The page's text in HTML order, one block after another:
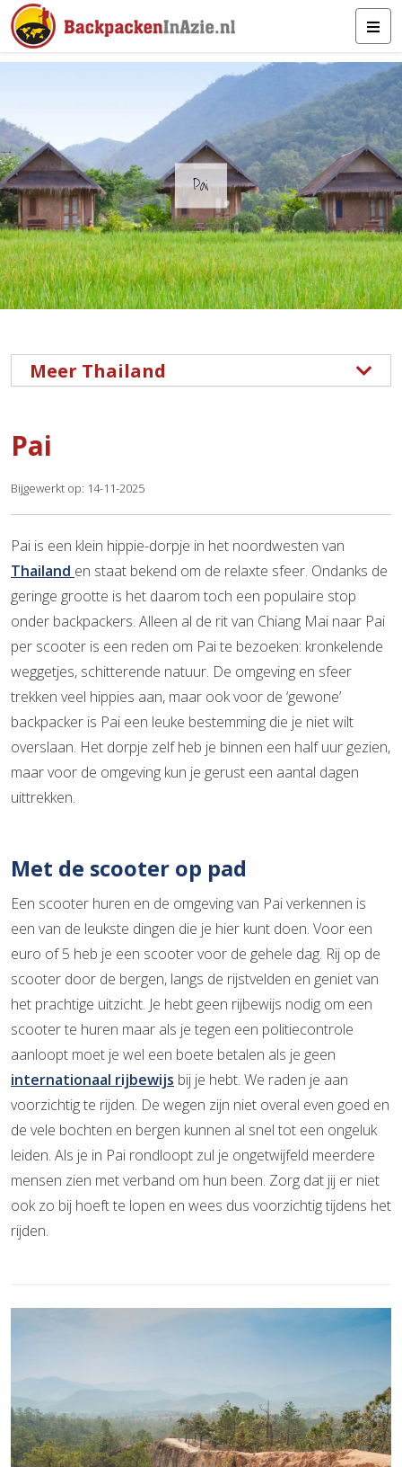
Pai
Meer Thailand
Pai
Bijgewerkt op: 14-11-2025
Pai is een klein hippie-dorpje in het noordwesten van
Thailand en staat bekend om de relaxte sfeer. Ondanks de
geringe grootte is het daarom toch een populaire stop
onder backpackers. Alleen al de rit van Chiang Mai naar Pai
per scooter is een reden om Pai te bezoeken: kronkelende
weggetjes, schitterende natuur. De omgeving en sfeer
trekken veel hippies aan, maar ook voor de ‘gewone’
backpacker is Pai een leuke bestemming die je niet wilt
overslaan. Het dorpje zelf heb je binnen een half uur gezien,
maar voor de omgeving kun je gerust een aantal dagen
uittrekken.
Met de scooter op pad
Een scooter huren en de omgeving van Pai verkennen is
een van de leukste dingen die je hier kunt doen. Voor een
euro of 5 heb je een scooter voor de gehele dag. Rij op de
scooter door de bergen, langs de rijstvelden en geniet van
het prachtige uitzicht. Je hebt geen rijbewijs nodig om een
scooter te huren maar als je tegen een politiecontrole
aanloopt moet je wel een boete betalen als je geen
internationaal rijbewijs bij je hebt. We raden je aan
voorzichtig te rijden. De wegen zijn niet overal even goed en
de vele bochten en bergen kunnen al snel tot een ongeluk
leiden. Als je in Pai rondloopt zul je ongetwijfeld meerdere
mensen zien met verband om hun been. Zorg dat jij er niet
ook zo bij hoeft te lopen en wees dus voorzichtig tijdens het
rijden.